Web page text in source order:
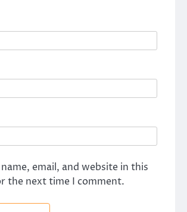
email, and website in this
the next time I comment.